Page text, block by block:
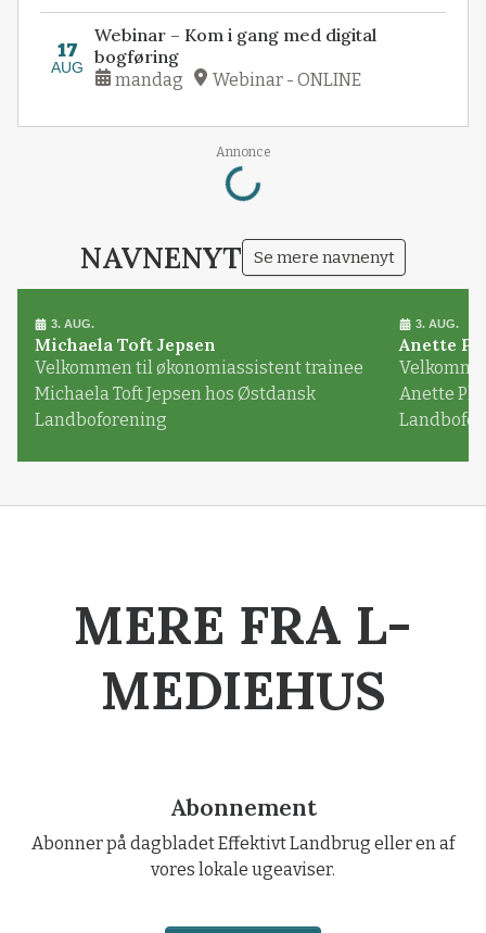
17
AUG
Webinar – Kom i gang med digital
bogføring
mandag Webinar - ONLINE
Annonce
Loading...
NAVNENYT Se mere navnenyt
3. AUG.
Michaela Toft Jepsen
Velkommen til økonomiassistent trainee
Michaela Toft Jepsen hos Østdansk
Landboforening
3. AUG.
Anette
Anette
MERE FRA L-
MEDIEHUS
Abonnement
Abonner på dagbladet Effektivt Landbrug eller en af
vores lokale ugeaviser.